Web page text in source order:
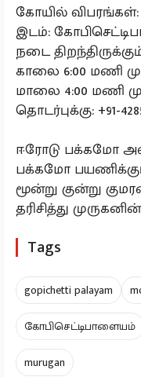
கோயில் விபரங்கள்:
இடம்:
நடை
காலை 6:00 மணி
மாலை 4:00 மணி
தொடர்புக்கு: +91-
ஈரோடு பக்கமோ
பக்கமோ
மூன்று குன்று
தரிசித்து
Tags
gopichetti palayam
கோபிசெட்டிபாளையம்
murugan